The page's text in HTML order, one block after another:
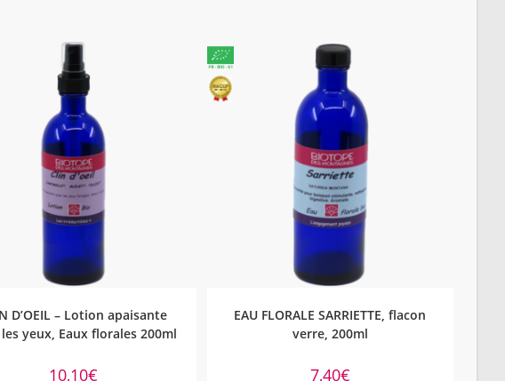
D’OEIL – Lotion apaisante
yeux, Eaux florales 200ml
10,10€
EAU FLORALE SARRIETTE, flacon
verre, 200ml
7,40€